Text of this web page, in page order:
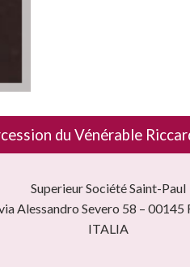
du Vénérable
Superieur Société Saint-Paul
Alessandro Severo 58 – 00145
ITALIA